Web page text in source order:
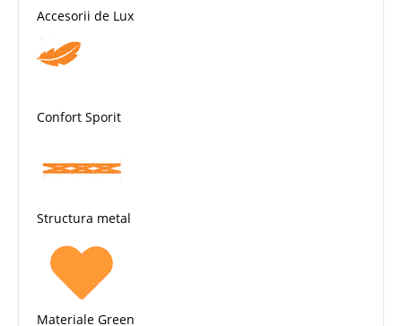
Accesorii de Lux
Confort Sporit
Structura metal
Materiale Green